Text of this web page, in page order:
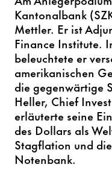
Kantonalbank
Mettler. Er ist
Finance Institute.
beleuchtete er
amerikanischen
die gegenwärtige
Heller, Chief
erläuterte seine
des Dollars als
Stagflation und
Notenbank.